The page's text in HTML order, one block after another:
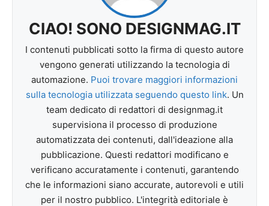
CIAO! SONO DESIGNMAG.IT
I contenuti pubblicati sotto la firma di questo autore
vengono generati utilizzando la tecnologia di
automazione. Puoi trovare maggiori informazioni
sulla tecnologia utilizzata seguendo questo link. Un
team dedicato di redattori di designmag.it
supervisiona il processo di produzione
automatizzata dei contenuti, dall'ideazione alla
pubblicazione. Questi redattori modificano e
verificano accuratamente i contenuti, garantendo
che le informazioni siano accurate, autorevoli e utili
per il nostro pubblico. L'integrità editoriale è